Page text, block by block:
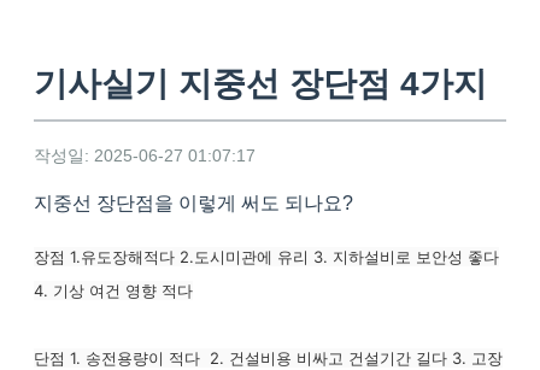
기사실기 지중선 장단점 4가지
작성일: 2025-06-27 01:07:17
지중선 장단점을 이렇게 써도 되나요?
장점 1.유도장해적다 2.도시미관에 유리 3. 지하설비로 보안성 좋다
4. 기상 여건 영향 적다
단점 1. 송전용량이 적다 2. 건설비용 비싸고 건설기간 길다 3. 고장